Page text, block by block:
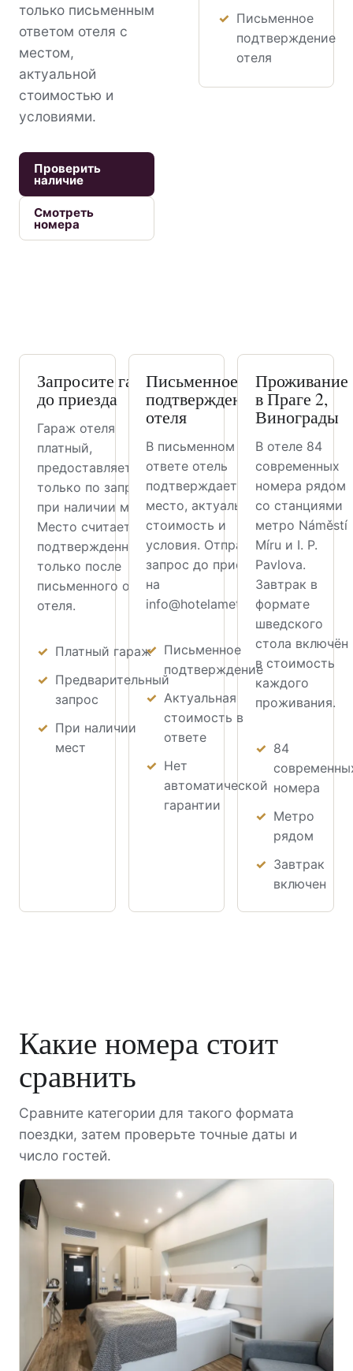
только письменным
ответом отеля с
местом,
актуальной
стоимостью и
условиями.
Проверить
наличие
Смотреть
номера
Письменное
подтверждение
отеля
Запросите гараж
до приезда
Гараж отеля
платный,
предоставляется
только по запросу и
при наличии мест.
Место считается
подтвержденным
только после
письменного ответа
отеля.
Платный гараж
Предварительный
запрос
При наличии
мест
Письменное
подтверждение
отеля
В письменном
ответе отель
подтверждает
место, актуальную
стоимость и
условия. Отправьте
запрос до приезда
на
info@hotelametyst.cz.
Письменное
подтверждение
Актуальная
стоимость в
ответе
Нет
автоматической
гарантии
Проживание
в Праге 2,
Винограды
В отеле 84
современных
номера рядом
со станциями
метро Náměstí
Míru и I. P.
Pavlova.
Завтрак в
формате
шведского
стола включён
в стоимость
каждого
проживания.
84
номера
Метро
рядом
Завтрак
включен
Какие номера стоит
сравнить
Сравните категории для такого формата
поездки, затем проверьте точные даты и
число гостей.